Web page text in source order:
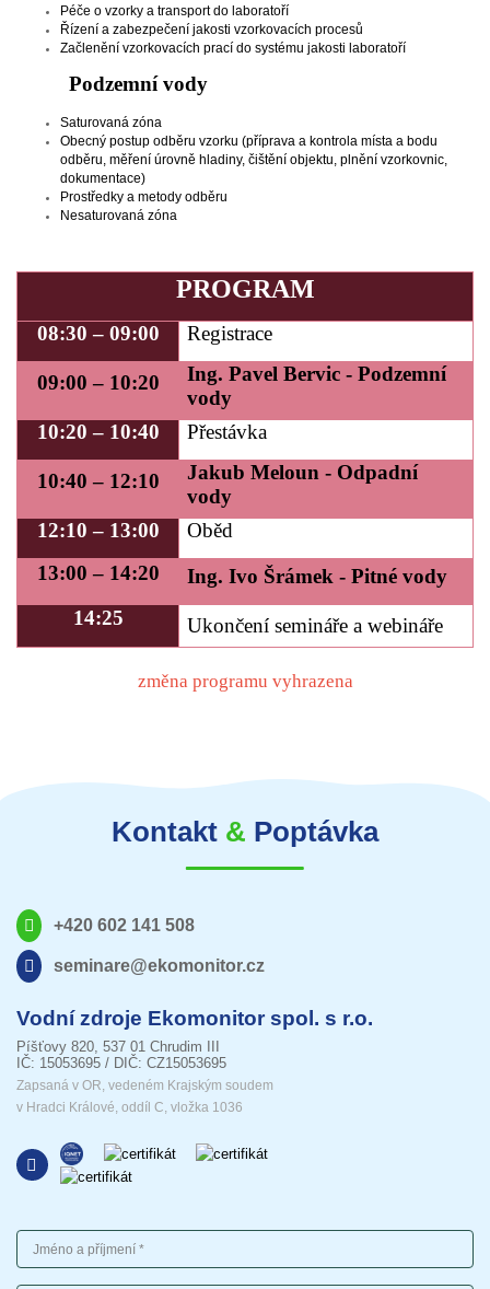
Péče o vzorky a transport do laboratoří
Řízení a zabezpečení jakosti vzorkovacích procesů
Začlenění vzorkovacích prací do systému jakosti laboratoří
Podzemní vody
Saturovaná zóna
Obecný postup odběru vzorku (příprava a kontrola místa a bodu
odběru, měření úrovně hladiny, čištění objektu, plnění vzorkovnic,
dokumentace)
Prostředky a metody odběru
Nesaturovaná zóna
PROGRAM
08:30 – 09:00 Registrace
09:00 – 10:20
Ing. Pavel Bervic - Podzemní
vody
10:20 – 10:40
Přestávka
10:40 – 12:10
Jakub Meloun - Odpadní
vody
12:10 – 13:00
Oběd
13:00 – 14:20
Ing. Ivo Šrámek - Pitné vody
14:25
Ukončení semináře a webináře
změna programu vyhrazena
Kontakt & Poptávka
+420 602 141 508
seminare@ekomonitor.cz
Vodní zdroje Ekomonitor spol. s r.o.
Píšťovy 820, 537 01 Chrudim III
IČ: 15053695 / DIČ: CZ15053695
Zapsaná v OR, vedeném Krajským soudem
v Hradci Králové, oddíl C, vložka 1036
Jméno a příjmení